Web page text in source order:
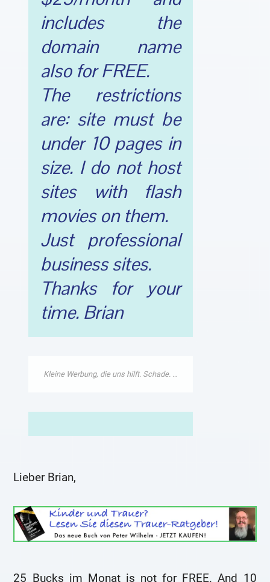
includes the
domain name
also for FREE.
The restrictions
are: site must be
under 10 pages in
size. I do not host
sites with flash
movies on them.
Just professional
business sites.
Thanks for your
time. Brian
Lieber Brian,
25 Bucks im Monat is not for FREE. And 10